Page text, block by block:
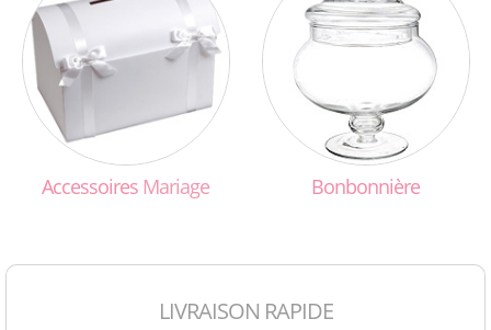
Accessoires Mariage Bonbonnière
LIVRAISON RAPIDE